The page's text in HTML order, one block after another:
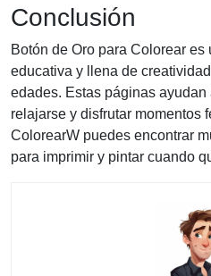
Conclusión
Botón de Oro para Colorear
educativa y llena de
edades. Estas páginas
relajarse y disfrutar momentos
ColorearW puedes encontrar
para imprimir y pintar cuando